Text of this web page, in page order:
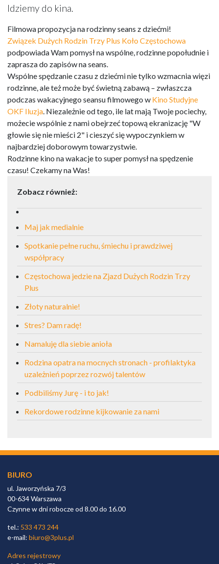
Idziemy do kina.
Filmowa propozycja na rodzinny seans z dziećmi!
Związek Dużych Rodzin Trzy Plus Koło Częstochowa
podpowiada Wam pomysł na wspólne, rodzinne popołudnie i
zaprasza do zapisów na seans.
Wspólne spędzanie czasu z dziećmi nie tylko wzmacnia więzi
rodzinne, ale też może być świetną zabawą – zwłaszcza
podczas wakacyjnego seansu filmowego w Kino Studyjne
OKF Iluzja. Niezależnie od tego, ile lat mają Twoje pociechy,
możecie wspólnie z nami obejrzeć topową ekranizację "W
głowie się nie mieści 2" i cieszyć się wypoczynkiem w
najbardziej doborowym towarzystwie.
Rodzinne kino na wakacje to super pomysł na spędzenie
czasu! Czekamy na Was!
Zobacz również:
Maj jak medialnie
Spotkanie pełne ruchu, śmiechu i prawdziwej
współpracy
Częstochowa jedzie na Zjazd Dużych Rodzin Trzy
Plus
Złoty naturalnie!
Stres? Dam radę!
Namaluję dla siebie anioła
Rodzina opatra na mocnych stronach - profilaktyka
uzależnień poprzez rozwój talentów
Podbiliśmy Jurę - i to jak!
Rekordowe rodzinne kijkowanie za nami
BIURO
ul. Jaworzyńska 7/3
00-634 Warszawa
Czynne w dni robocze od 8.00 do 16.00
tel.: 533 473 244
e-mail: biuro@3plus.pl
Adres rejestrowy